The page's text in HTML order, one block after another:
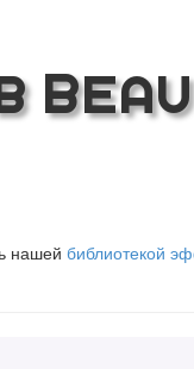
нашей библиотекой